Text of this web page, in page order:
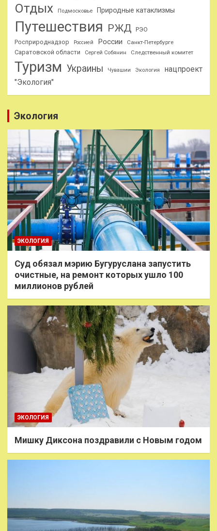
Отдых Подмосковье Природные катаклизмы
Путешествия РЖД РЭО
Росприроднадзор
Россией России Санкт-Петербурге
Саратовской области Сергей Собянин Следственный комитет
Туризм Украины Чувашии Экология
нацпроект
"Экология"
Экология
ЭКОЛОГИЯ
Суд обязал мэрию Бугуруслана запустить
очистные, на ремонт которых ушло 100
миллионов рублей
ЭКОЛОГИЯ
Мишку Диксона поздравили с Новым годом